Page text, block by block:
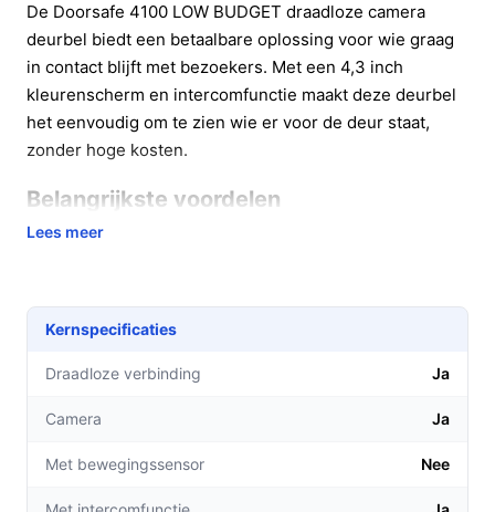
De Doorsafe 4100 LOW BUDGET draadloze camera
deurbel biedt een betaalbare oplossing voor wie graag
in contact blijft met bezoekers. Met een 4,3 inch
kleurenscherm en intercomfunctie maakt deze deurbel
het eenvoudig om te zien wie er voor de deur staat,
zonder hoge kosten.
Belangrijkste voordelen
Deze deurbel is niet alleen budgetvriendelijk, maar
Betaalbaarheid:De lage prijs maakt het
toegankelijk voor iedereen, ideaal voor huurders of
mensen met een beperkt budget.
verbinding is de installatie eenvoudig en kan de
gedoe met bedrading.
Intercomfunctie:
Lees meer
Kernspecificaties
Draadloze verbinding Ja
Camera Ja
Met bewegingssensor Nee